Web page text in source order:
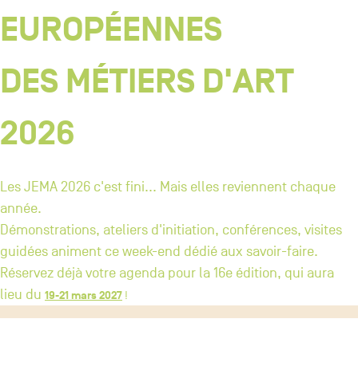
EUROPÉENNES
DES MÉTIERS D'ART
2026
Les JEMA 2026 c'est fini... Mais elles reviennent chaque
année.
Démonstrations, ateliers d'initiation, conférences, visites
guidées animent ce week-end dédié aux savoir-faire.
Réservez déjà votre agenda pour la 16e édition, qui aura
lieu du 19-21 mars 2027 !